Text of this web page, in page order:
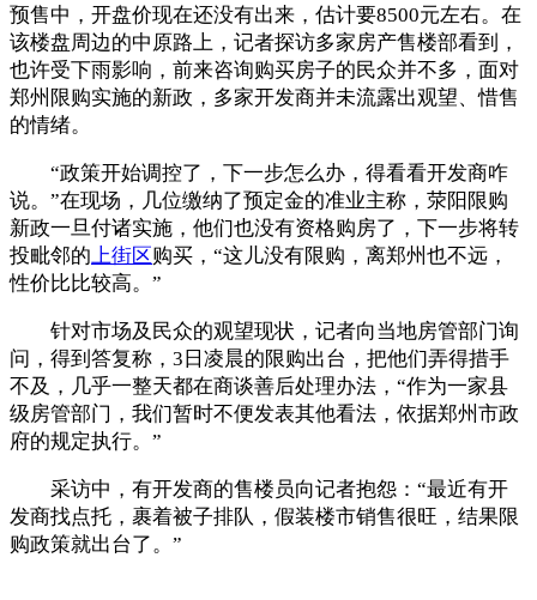
预售中，开盘价现在还没有出来，估计要8500元左右。在
该楼盘周边的中原路上，记者探访多家房产售楼部看到，
也许受下雨影响，前来咨询购买房子的民众并不多，面对
郑州限购实施的新政，多家开发商并未流露出观望、惜售
的情绪。
“政策开始调控了，下一步怎么办，得看看开发商咋
说。”在现场，几位缴纳了预定金的准业主称，荥阳限购
新政一旦付诸实施，他们也没有资格购房了，下一步将转
投毗邻的上街区购买，“这儿没有限购，离郑州也不远，
性价比比较高。”
针对市场及民众的观望现状，记者向当地房管部门询
问，得到答复称，3日凌晨的限购出台，把他们弄得措手
不及，几乎一整天都在商谈善后处理办法，“作为一家县
级房管部门，我们暂时不便发表其他看法，依据郑州市政
府的规定执行。”
采访中，有开发商的售楼员向记者抱怨：“最近有开
发商找点托，裹着被子排队，假装楼市销售很旺，结果限
购政策就出台了。”